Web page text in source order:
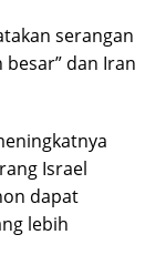
serangan
dan Iran
Israel
dapat
lebih